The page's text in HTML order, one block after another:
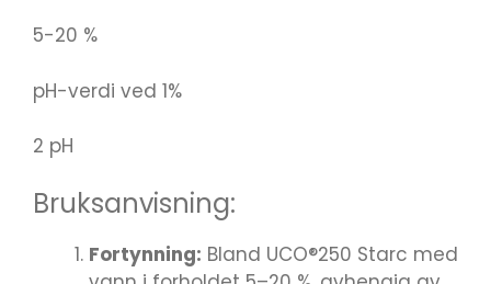
5-20 %
pH-verdi ved 1%
2 pH
Bruksanvisning:
Fortynning: Bland UCO®250 Starc med